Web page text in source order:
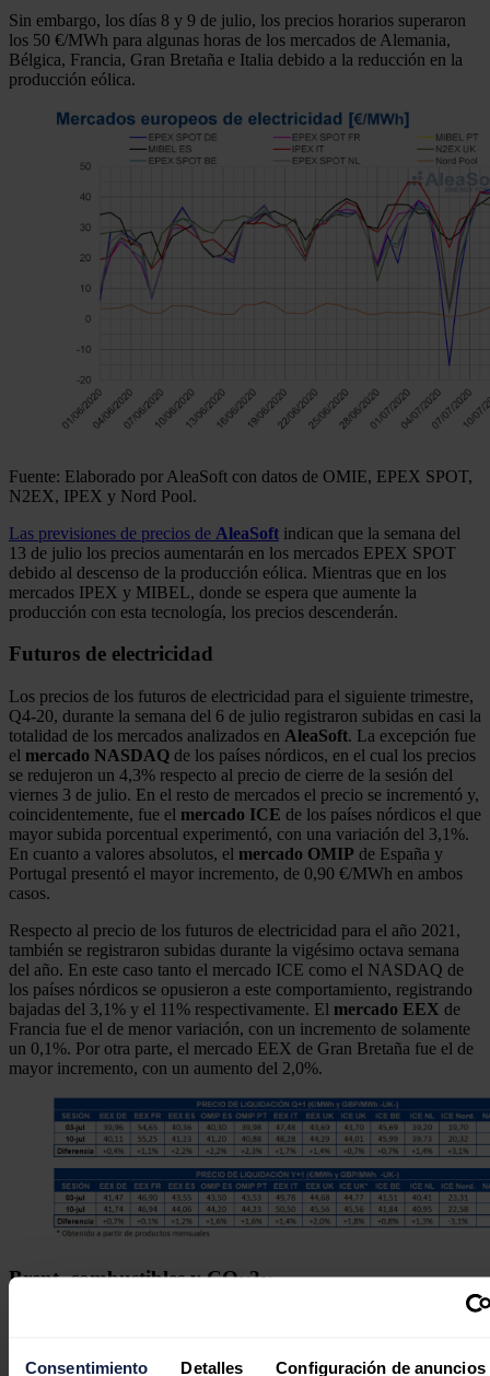
Consentimiento Detalles Configuración de anuncios
Sin embargo, los días 8 y 9 de julio, los precios horarios superaron
los 50 €/MWh para algunas horas de los mercados de Alemania,
Bélgica, Francia, Gran Bretaña e Italia debido a la reducción en la
producción eólica.
Fuente: Elaborado por AleaSoft con datos de OMIE, EPEX SPOT,
N2EX, IPEX y Nord Pool.
Las previsiones de precios de AleaSoft indican que la semana del
13 de julio los precios aumentarán en los mercados EPEX SPOT
debido al descenso de la producción eólica. Mientras que en los
mercados IPEX y MIBEL, donde se espera que aumente la
producción con esta tecnología, los precios descenderán.
Futuros de electricidad
Los precios de los futuros de electricidad para el siguiente trimestre,
Q4-20, durante la semana del 6 de julio registraron subidas en casi la
totalidad de los mercados analizados en AleaSoft. La excepción fue
el mercado NASDAQ de los países nórdicos, en el cual los precios
se redujeron un 4,3% respecto al precio de cierre de la sesión del
viernes 3 de julio. En el resto de mercados el precio se incrementó y,
coincidentemente, fue el mercado ICE de los países nórdicos el que
mayor subida porcentual experimentó, con una variación del 3,1%.
En cuanto a valores absolutos, el mercado OMIP de España y
Portugal presentó el mayor incremento, de 0,90 €/MWh en ambos
casos.
Respecto al precio de los futuros de electricidad para el año 2021,
también se registraron subidas durante la vigésimo octava semana
del año. En este caso tanto el mercado ICE como el NASDAQ de
los países nórdicos se opusieron a este comportamiento, registrando
bajadas del 3,1% y el 11% respectivamente. El mercado EEX de
Francia fue el de menor variación, con un incremento de solamente
un 0,1%. Por otra parte, el mercado EEX de Gran Bretaña fue el de
mayor incremento, con un aumento del 2,0%.
Brent, combustibles y CO~2~
tuvieron precios de cierre superiores a los 43 $/bbl, con la excepción